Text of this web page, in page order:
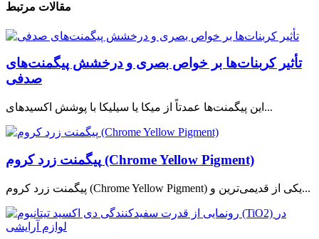
مقالات مرتبط
تأثیر کربنات‌ها بر خواص بصری و درخشش پیگمنت‌های
صدفی
این پیگمنت‌ها عمدتاً از میکا یا سیلیکا با پوشش اکسیدهای...
پیگمنت زرد کروم (Chrome Yellow Pigment)
پیگمنت زرد کروم (Chrome Yellow Pigment) یکی از قدیمی‌ترین و...